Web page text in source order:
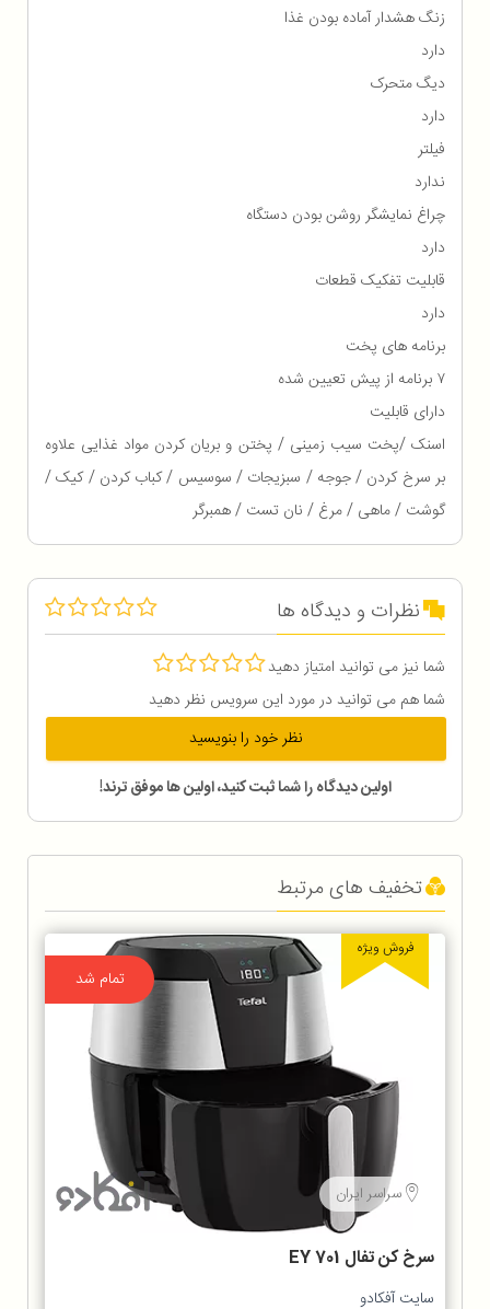
زنگ هشدار آماده بودن غذا
دارد
دیگ متحرک
دارد
فیلتر
ندارد
چراغ نمایشگر روشن بودن دستگاه
دارد
قابلیت تفکیک قطعات
دارد
برنامه های پخت
۷ برنامه از پیش تعیین شده
دارای قابلیت
اسنک /پخت سیب زمینی / پختن و بریان کردن مواد غذایی علاوه
بر سرخ کردن / جوجه / سبزیجات / سوسیس / کباب کردن / کیک /
گوشت / ماهی / مرغ / نان تست / همبرگر
نظرات و دیدگاه ها
شما نیز می توانید امتیاز دهید
شما هم می توانید در مورد این سرویس نظر دهید
نظر خود را بنویسید
اولین دیدگاه را شما ثبت کنید، اولین ها موفق ترند!
تخفیف های مرتبط
تمام شد
فروش ویژه
سراسر ایران
سرخ كن تفال EY 701
سایت آفکادو